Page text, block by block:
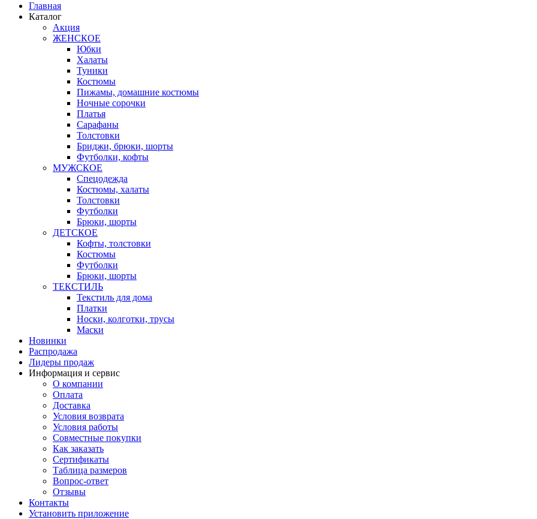
Главная
Каталог
Акция
ЖЕНСКОЕ
Юбки
Халаты
Туники
Костюмы
Пижамы, домашние костюмы
Ночные сорочки
Платья
Сарафаны
Толстовки
Бриджи, брюки, шорты
Футболки, кофты
МУЖСКОЕ
Спецодежда
Костюмы, халаты
Толстовки
Футболки
Брюки, шорты
ДЕТСКОЕ
Кофты, толстовки
Костюмы
Футболки
Брюки, шорты
ТЕКСТИЛЬ
Текстиль для дома
Платки
Носки, колготки, трусы
Маски
Новинки
Распродажа
Лидеры продаж
Информация и сервис
О компании
Оплата
Доставка
Условия возврата
Условия работы
Совместные покупки
Как заказать
Сертификаты
Таблица размеров
Вопрос-ответ
Отзывы
Контакты
Установить приложение